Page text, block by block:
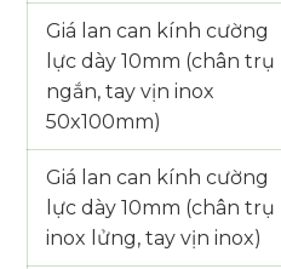
Giá lan can kính cường
lực dày 10mm (chân trụ
ngắn, tay vịn inox
50x100mm)
Giá lan can kính cường
lực dày 10mm (chân trụ
inox lửng, tay vịn inox)